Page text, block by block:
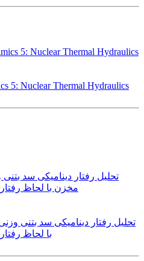
5: Nuclear Thermal Hydraulics
تحلیل رفتار دینامیکی سد بتنی
با لحاظ